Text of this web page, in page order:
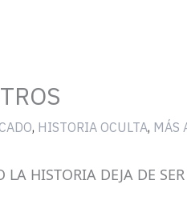
, HISTORIA OCULTA, MÁS
HISTORIA DEJA DE